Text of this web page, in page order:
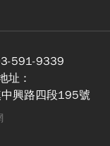
591-9339
址 :
興路四段195號